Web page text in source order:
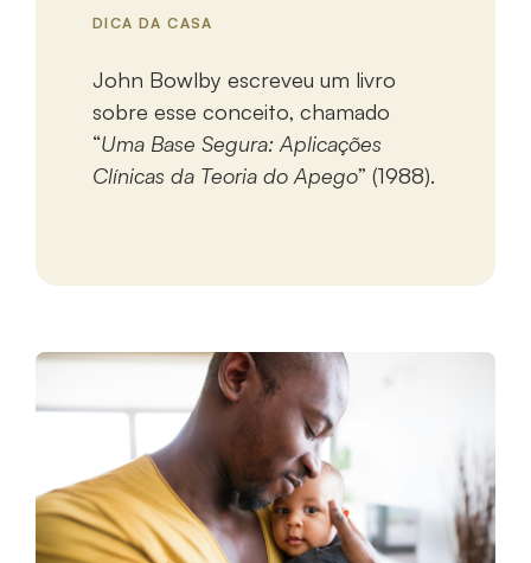
DICA DA CASA
John Bowlby escreveu um livro
sobre esse conceito, chamado
“Uma Base Segura: Aplicações
Clínicas da Teoria do Apego” (1988).